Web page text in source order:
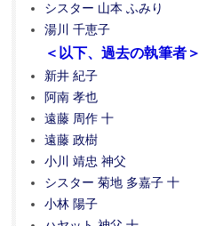
シスター 山本 ふみり
湯川 千恵子
＜以下、過去の執筆者＞
新井 紀子
阿南 孝也
遠藤 周作 十
遠藤 政樹
小川 靖忠 神父
シスター 菊地 多嘉子 十
小林 陽子